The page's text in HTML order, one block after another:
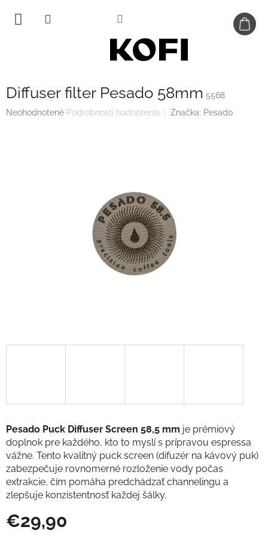
obsah
Diffuser filter Pesado 58mm 5568
Priemerné
Neohodnotené Podrobnosti hodnotenia Značka: Pesado
€29,90
Pesado Puck Diffuser Screen 58,5 mm je prémiový
doplnok pre každého, kto to myslí s prípravou espressa
vážne. Tento kvalitný puck screen (difuzér na kávový puk)
zabezpečuje rovnomerné rozloženie vody počas
extrakcie, čím pomáha predchádzať channelingu a
zlepšuje konzistentnosť každej šálky.